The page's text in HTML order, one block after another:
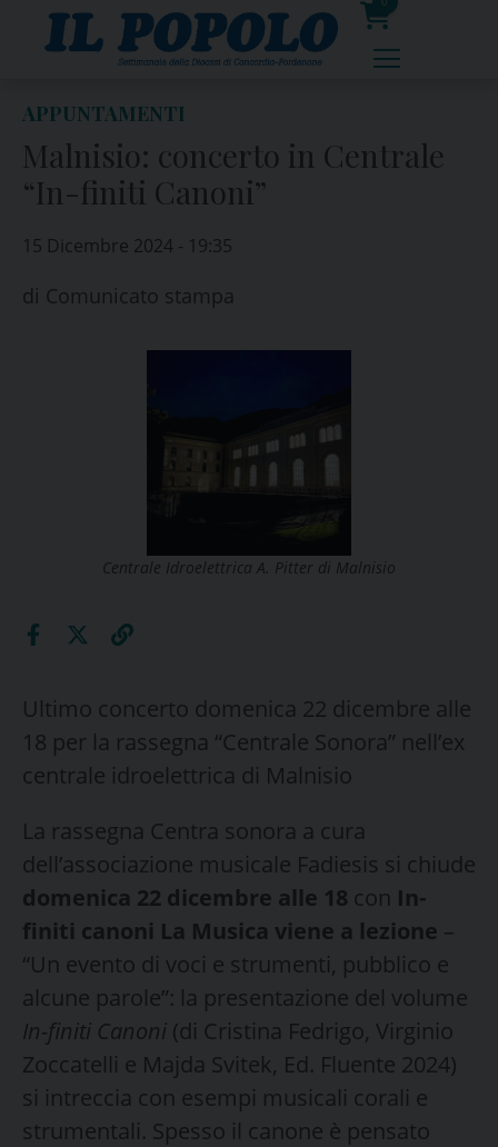
0
prodotti
APPUNTAMENTI
Malnisio: concerto in Centrale
“In-finiti Canoni”
15 Dicembre 2024 - 19:35
di Comunicato stampa
Centrale Idroelettrica A. Pitter di Malnisio
Ultimo concerto domenica 22 dicembre alle
18 per la rassegna “Centrale Sonora” nell’ex
centrale idroelettrica di Malnisio
La rassegna Centra sonora a cura
dell’associazione musicale Fadiesis si chiude
domenica 22 dicembre alle 18 con In-
finiti canoni La Musica viene a lezione –
“Un evento di voci e strumenti, pubblico e
alcune parole”: la presentazione del volume
In-finiti Canoni (di Cristina Fedrigo, Virginio
Zoccatelli e Majda Svitek, Ed. Fluente 2024)
si intreccia con esempi musicali corali e
strumentali. Spesso il canone è pensato